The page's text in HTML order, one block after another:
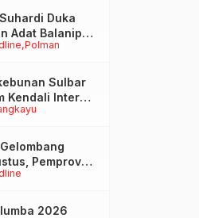
Polman
Duka
Adat Balanipa,
Tappidena
Sulbar
Kendali Internal
Pemprov
Warga Jaga
2026